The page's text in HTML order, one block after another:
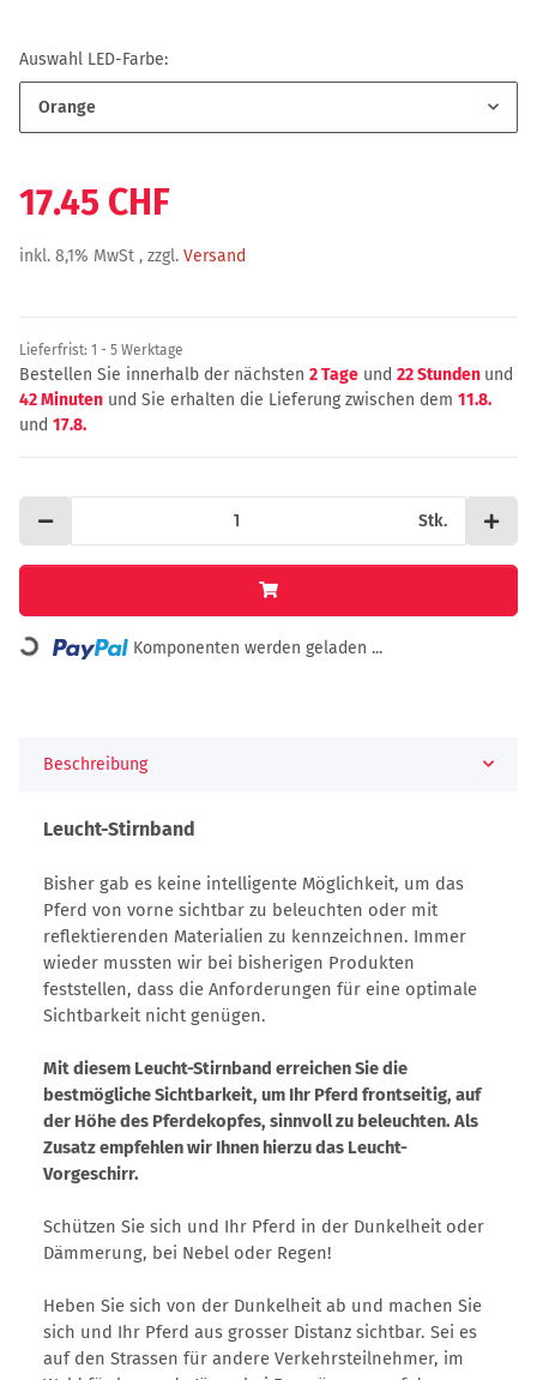
Auswahl LED-Farbe:
Orange
17.45 CHF
inkl. 8,1% MwSt , zzgl. Versand
Lieferfrist: 1 - 5 Werktage
Bestellen Sie innerhalb der nächsten 2 Tage und 22 Stunden und
42 Minuten und Sie erhalten die Lieferung zwischen dem 11.8.
und 17.8.
Stk.
Loading... Komponenten werden geladen ...
Beschreibung
Leucht-Stirnband
Bisher gab es keine intelligente Möglichkeit, um das
Pferd von vorne sichtbar zu beleuchten oder mit
reflektierenden Materialien zu kennzeichnen. Immer
wieder mussten wir bei bisherigen Produkten
feststellen, dass die Anforderungen für eine optimale
Sichtbarkeit nicht genügen.
Mit diesem Leucht-Stirnband erreichen Sie die
bestmögliche Sichtbarkeit, um Ihr Pferd frontseitig, auf
der Höhe des Pferdekopfes, sinnvoll zu beleuchten. Als
Zusatz empfehlen wir Ihnen hierzu das Leucht-
Vorgeschirr.
Schützen Sie sich und Ihr Pferd in der Dunkelheit oder
Dämmerung, bei Nebel oder Regen!
Heben Sie sich von der Dunkelheit ab und machen Sie
sich und Ihr Pferd aus grosser Distanz sichtbar. Sei es
auf den Strassen für andere Verkehrsteilnehmer, im